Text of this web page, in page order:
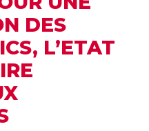
DES
L’ETAT